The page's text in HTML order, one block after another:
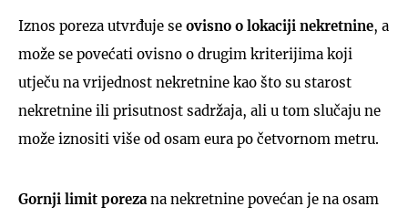
​Iznos poreza utvrđuje se ovisno o lokaciji nekretnine, a
može se povećati ovisno o drugim kriterijima koji
utječu na vrijednost nekretnine kao što su starost
nekretnine ili prisutnost sadržaja, ali u tom slučaju ne
može iznositi više od osam eura po četvornom metru.
Gornji limit poreza na nekretnine povećan je na osam